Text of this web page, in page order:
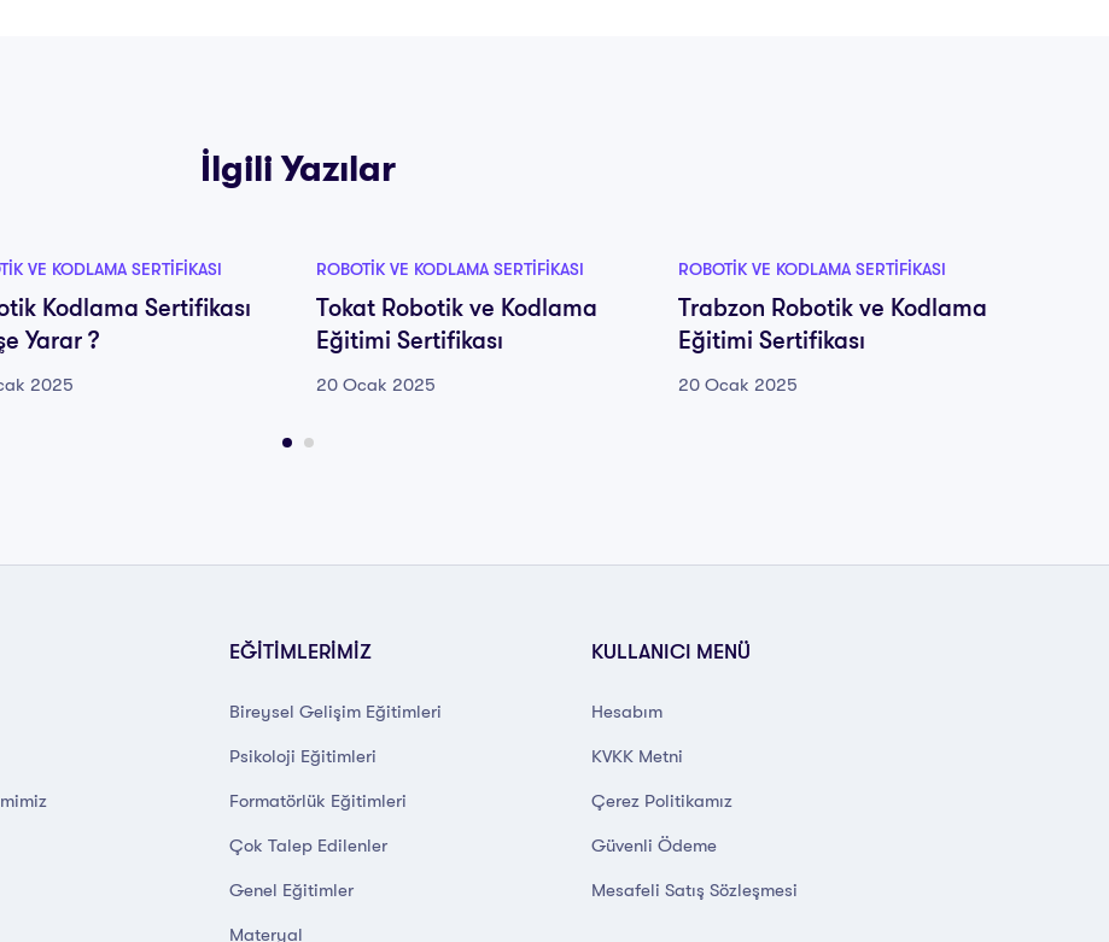
İlgili Yazılar
VE KODLAMA SERTIFIKASI
Kodlama Sertifikası
Yarar ?
2025
ROBOTIK VE KODLAMA SERTIFIKASI
Tokat Robotik ve Kodlama
Eğitimi Sertifikası
20 Ocak 2025
ROBOTIK VE KODLAMA SERTIFIKASI
Trabzon Robotik ve Kodlama
Eğitimi Sertifikası
20 Ocak 2025
EĞİTİMLERİMİZ
Bireysel Gelişim Eğitimleri
Psikoloji Eğitimleri
Formatörlük Eğitimleri
Çok Talep Edilenler
Genel Eğitimler
Materyal
KULLANICI MENÜ
Hesabım
KVKK Metni
Çerez Politikamız
Güvenli Ödeme
Mesafeli Satış Sözleşmesi